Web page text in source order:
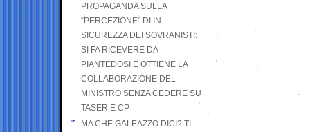
PROPAGANDA SULLA
“PERCEZIONE” DI IN-
SICUREZZA DEI SOVRANISTI:
SI FA RICEVERE DA
PIANTEDOSI E OTTIENE LA
COLLABORAZIONE DEL
MINISTRO SENZA CEDERE SU
TASER E CP
MA CHE GALEAZZO DICI? TI